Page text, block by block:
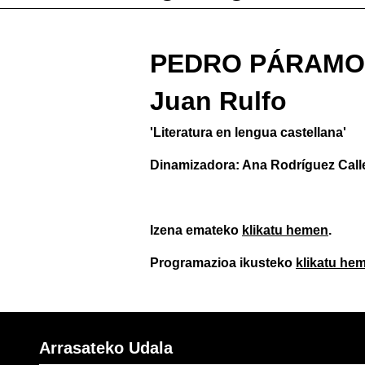
PEDRO PÁRAMO
Juan Rulfo
'Literatura en lengua castellana'
Dinamizadora: Ana Rodríguez
Izena emateko klikatu hemen.
Programazioa ikusteko klikatu
Arrasateko Udala